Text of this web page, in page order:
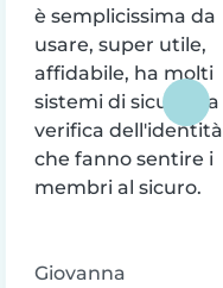
è semplicissima da
usare, super utile,
affidabile, ha molti
sistemi di sicurezza
verifica dell'identità
che fanno sentire i
membri al sicuro.
Giovanna